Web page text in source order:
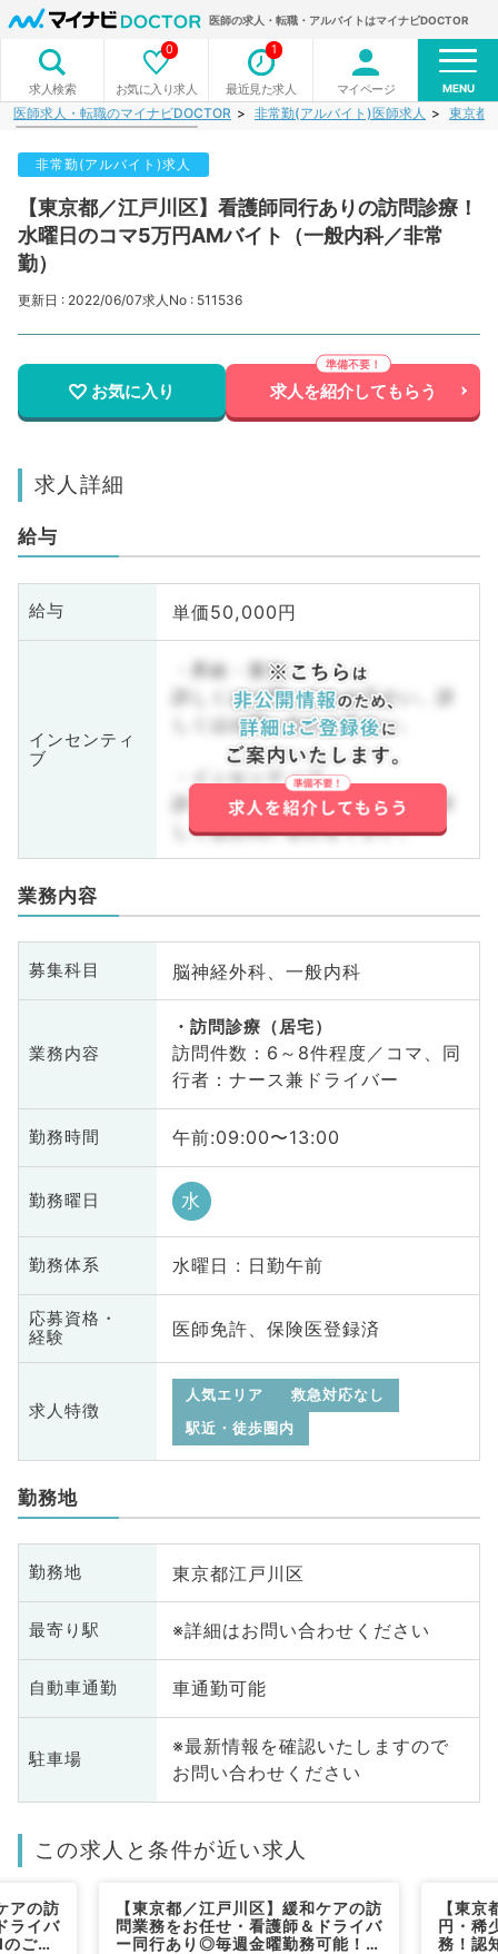
医師の求人・転職・アルバイトはマイナビDOCTOR
求人検索 お気に入り求人
0
最近見た求人
1
マイページ MENU
医師求人・転職のマイナビDOCTOR 非常勤(アルバイト)医師求人 東京都
非常勤(アルバイト)求人
【東京都／江戸川区】看護師同行ありの訪問診療！
水曜日のコマ5万円AMバイト（一般内科／非常
勤）
更新日 : 2022/06/07求人No : 511536
お気に入り 求人を紹介してもらう
求人詳細
給与
給与 単価50,000円
インセンティ
ブ
・昇給・賞与
詳しくはお問い合わせ下さい。詳
しくはお問い合わせ下さい。
・インセンティブ
詳しくはお問い合わせ下さい。詳
しくはお問い合わせ下さい。
業務内容
募集科目 脳神経外科、一般内科
業務内容
訪問診療（居宅）
訪問件数：6～8件程度／コマ、同
行者：ナース兼ドライバー
勤務時間 午前:09:00〜13:00
勤務曜日 水
勤務体系 水曜日 : 日勤午前
応募資格・
経験
医師免許、保険医登録済
求人特徴
人気エリア
救急対応なし
駅近・徒歩圏内
勤務地
勤務地 東京都江戸川区
最寄り駅 ※詳細はお問い合わせください
自動車通勤 車通勤可能
駐車場
※最新情報を確認いたしますので
お問い合わせください
この求人と条件が近い求人
アの訪
ライバ
ご勤
【東京都／江戸川区】緩和ケアの訪
問業務をお任せ・看護師＆ドライバ
ー同行あり◎毎週金曜勤務可能！日
【東
円・稀
務！認